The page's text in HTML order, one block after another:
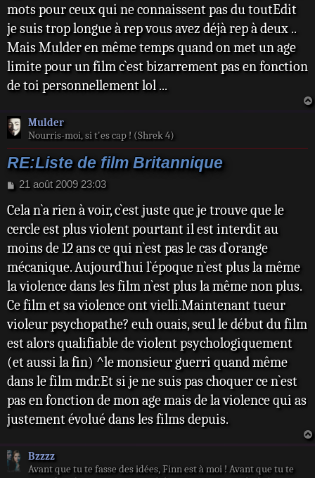
mots pour ceux qui ne connaissent pas du toutEdit
je suis trop longue à rep vous avez déjà rep à deux ..
Mais Mulder en même temps quand on met un age
limite pour un film c`est bizarrement pas en fonction
de toi personnellement lol ...
Mulder
Nourris-moi, si t'es cap ! (Shrek 4)
RE:Liste de film Britannique
M
s
a
g
21 août 2009 23:03
Cela n`a rien à voir, c`est juste que je trouve que le
cercle est plus violent pourtant il est interdit au
moins de 12 ans ce qui n`est pas le cas d`orange
mécanique. Aujourd`hui l`époque n`est plus la même
la violence dans les film n`est plus la même non plus.
Ce film et sa violence ont vielli.Maintenant tueur
violeur psychopathe? euh ouais, seul le début du film
est alors qualifiable de violent psychologiquement
(et aussi la fin) ^le monsieur guerri quand même
dans le film mdr.Et si je ne suis pas choquer ce n`est
pas en fonction de mon age mais de la violence qui as
justement évolué dans les films depuis.
Bzzzz
Avant que tu te fasse des idées, Finn est à moi ! Avant que tu te